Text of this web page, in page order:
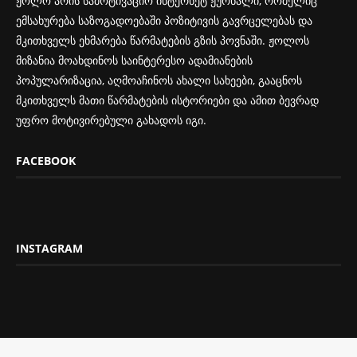
ემსახურება საზოგადოებაში პოზიტივის გავრცელებას და
მკითხველს ეხმარება წარმატების გზის პოვნაში. ჟოლოს
მიზანია მოახდინოს საინტერესო ადამიანების
პოპულარიზაცია, აღმოაჩინოს ახალი სახეები, გააცნოს
მკითხველს მათი წარმატების ისტორიები და ამით ბევრად
უფრო მოტივირებული გახადოს იგი.
FACEBOOK
INSTAGRAM